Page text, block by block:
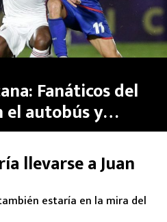
Fanáticos del
el autobús y
jugadores |
llevarse a Juan
estaría en la mira del